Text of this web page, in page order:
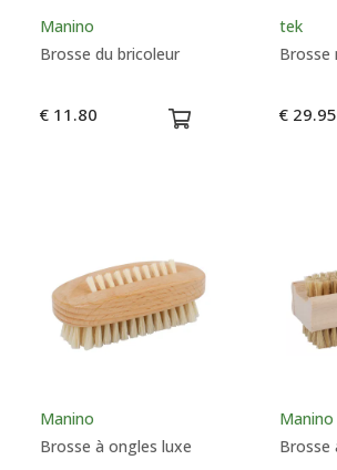
Manino
Brosse du bricoleur
€ 11.80
tek
€ 29.95
Manino
Brosse à ongles luxe
Manino